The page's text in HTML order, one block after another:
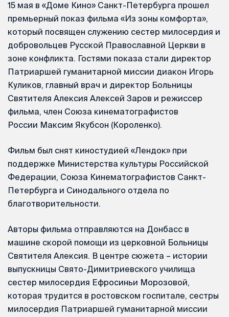
15 мая в «Доме Кино» Санкт-Петербурга прошел
премьерный показ фильма «Из зоны комфорта»,
который посвящен служению сестер милосердия и
добровольцев Русской Православной Церкви в
зоне конфликта. Гостями показа стали директор
Патриаршей гуманитарной миссии диакон Игорь
Куликов, главный врач и директор Больницы
Святителя Алексия Алексей Заров и режиссер
фильма, член Союза кинематографистов
России Максим Якубсон (Короленко).
Фильм был снят киностудией «Лендок» при
поддержке Министерства культуры Российской
Федерации, Союза Кинематографистов Санкт-
Петербурга и Синодального отдела по
благотворительности.
Авторы фильма отправляются на Донбасс в
машине скорой помощи из церковной Больницы
Святителя Алексия. В центре сюжета – истории
выпускницы Свято-Димитриевского училища
сестер милосердия Ефросиньи Морозовой,
которая трудится в ростовском госпитале, сестры
милосердия Патриаршей гуманитарной миссии